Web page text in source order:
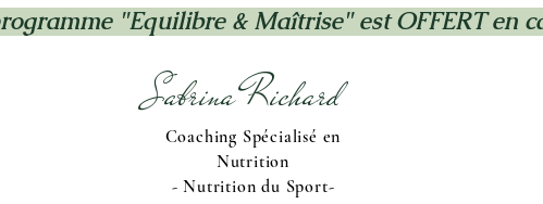
Sabrina Richard
Coaching Spécialisé en
Nutrition
- Nutrition du Sport-
"Equilibre & Maîtrise" est OFFERT en